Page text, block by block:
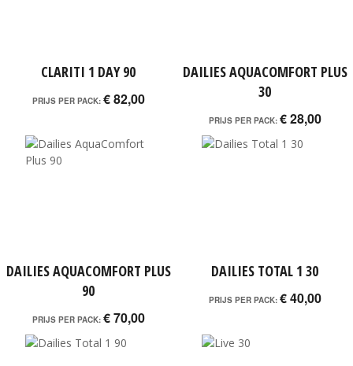
CLARITI 1 DAY 90
PRIJS PER PACK: € 82,00
DAILIES AQUACOMFORT PLUS
30
PRIJS PER PACK: € 28,00
DAILIES AQUACOMFORT PLUS
90
PRIJS PER PACK: € 70,00
DAILIES TOTAL 1 30
PRIJS PER PACK: € 40,00